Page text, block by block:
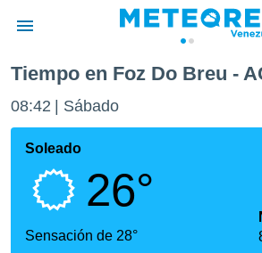
de
ha
calidad.
a este
Tiempo en Foz Do Breu -
08:42 Sábado
Soleado
26°
Sensación de 28°